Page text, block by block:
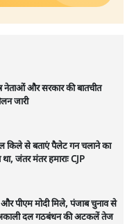
नेताओं और सरकार की बातचीत
जारी
किले से बताएं पैलेट गन चलाने का
जंतर मंतर हमाराः CJP
पीएम मोदी मिले, पंजाब चुनाव से
दल गठबंधन की अटकलें तेज